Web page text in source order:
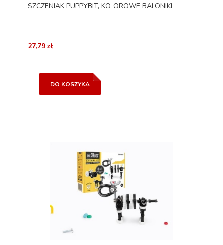
SZCZENIAK PUPPYBIT, KOLOROWE BALONIKI
27,79 zł
DO KOSZYKA